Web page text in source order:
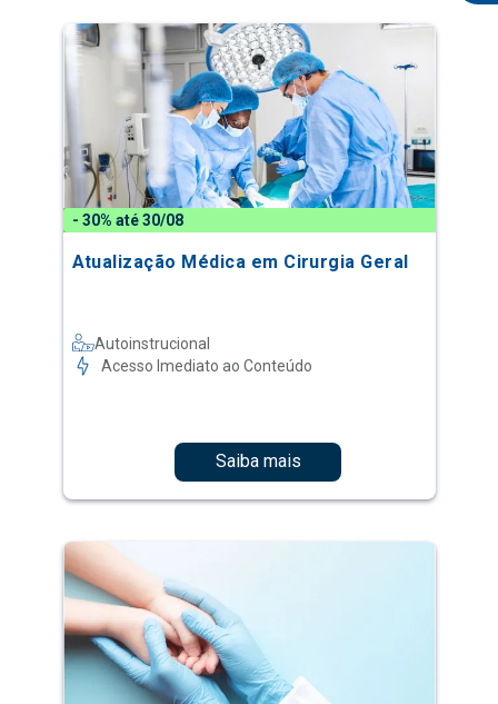
- 30% até 30/08
Atualização Médica em Cirurgia Geral
Autoinstrucional
Acesso Imediato ao Conteúdo
Saiba mais